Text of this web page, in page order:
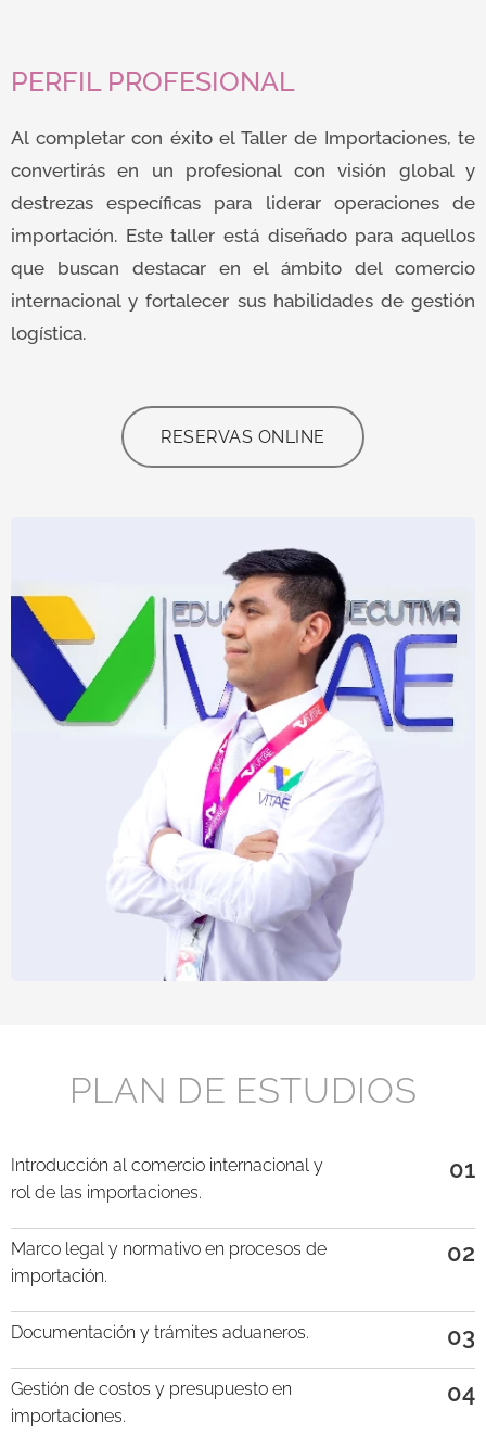
PERFIL PROFESIONAL
Al completar con éxito el Taller de Importaciones, te
convertirás en un profesional con visión global y
destrezas específicas para liderar operaciones de
importación. Este taller está diseñado para aquellos
que buscan destacar en el ámbito del comercio
internacional y fortalecer sus habilidades de gestión
logística.
RESERVAS ONLINE
PLAN DE ESTUDIOS
Introducción al comercio internacional y
rol de las importaciones.
01
Marco legal y normativo en procesos de
importación.
02
Documentación y trámites aduaneros. 03
Gestión de costos y presupuesto en
importaciones.
04